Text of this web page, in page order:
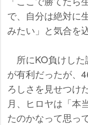
で、自分は絶対に
みたい」と気合を
所にKO負けした
が有利だったが、
ろしさを見せつけ
月、ヒロヤは「本
たのかなって思っ